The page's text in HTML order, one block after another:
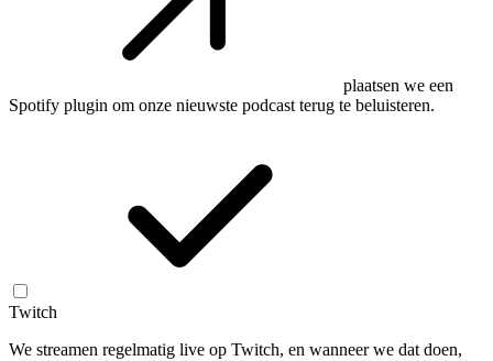
plaatsen we een
Spotify plugin om onze nieuwste podcast terug te beluisteren.
Twitch
We streamen regelmatig live op Twitch, en wanneer we dat doen,